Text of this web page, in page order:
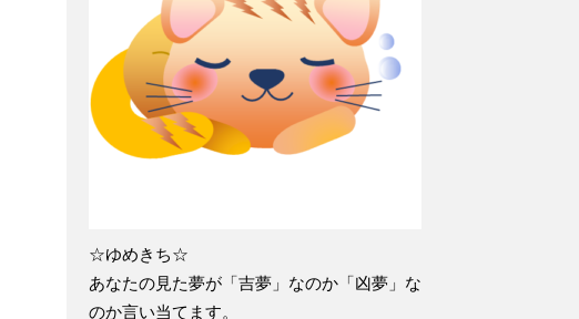
☆ゆめきち☆
あなたの見た夢が「吉夢」なのか「凶夢」な
のか言い当てます。